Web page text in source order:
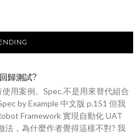
歸測試?
使用案例。Spec.不是用來替代組合
by Example 中文版 p.151 但我
Framework 實現自動化 UAT
法，為什麼作者覺得這樣不對? 我